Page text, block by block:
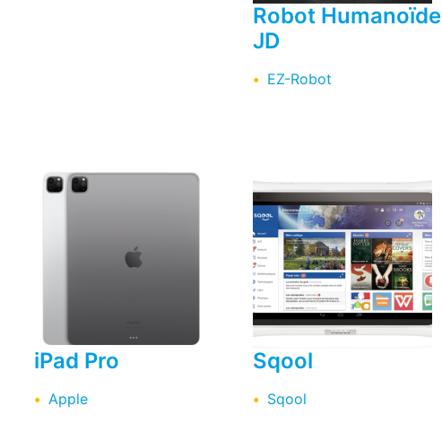
Robot Humanoïde
JD
EZ-Robot
iPad Pro
Apple
Sqool
Sqool